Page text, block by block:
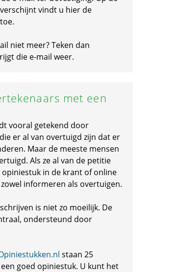
vindt u hier de
niet meer? Teken dan
die e-mail weer.
met een
vooral getekend door
er al van overtuigd zijn dat er
Maar de meeste mensen
Als ze al van de petitie
opiniestuk in de krant of online
informeren als overtuigen.
is niet zo moeilijk. De
ondersteund door
staan 25
goed opiniestuk. U kunt het